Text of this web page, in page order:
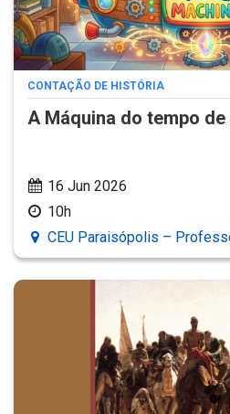
CONTAÇÃO DE HISTÓRIA
A Máquina do tempo
16 Jun 2026
10h
CEU Paraisópolis –